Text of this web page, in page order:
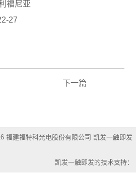
福尼亚
27
下一篇
福建福特科光电股份有限公司 凯发一触即发
凯发一触即发的技术支持：